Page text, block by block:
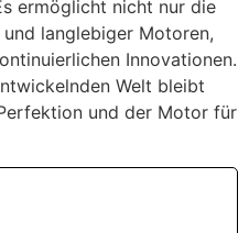
ermöglicht nicht nur die
langlebiger Motoren,
Innovationen.
Welt bleibt
und der Motor für